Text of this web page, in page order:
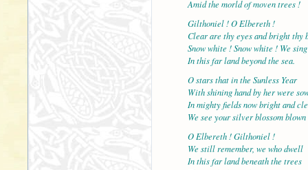
Amid the morld of moven trees !
Gilthoniel ! O Elbereth !
Clear are thy eyes and bright thy
Snow white ! Snow white ! We
In this far land beyond the sea.
O stars that in the Sunless Year
With shining hand by her were
In mighty fields now bright and
We see your silver blossom
O Elbereth ! Gilthoniel !
We still remember, we who dwell
In this far land beneath the trees